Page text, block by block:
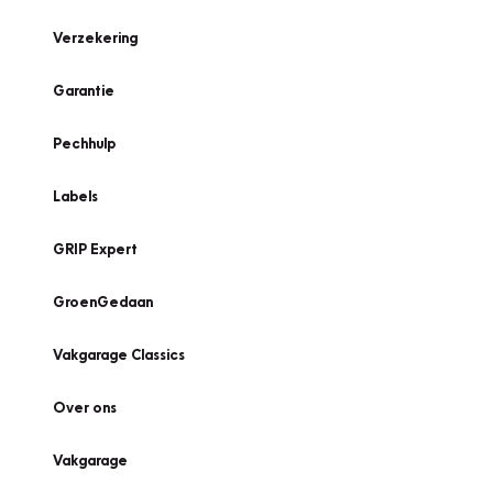
Verzekering
Garantie
Pechhulp
Labels
GRIP Expert
GroenGedaan
Vakgarage Classics
Over ons
Vakgarage